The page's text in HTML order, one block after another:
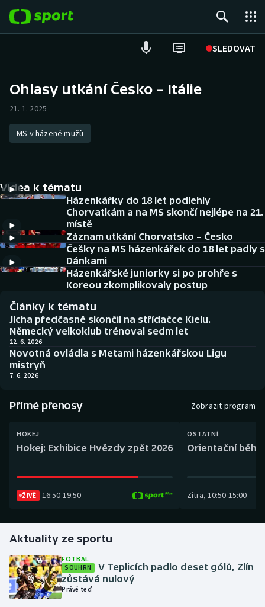
SLEDOVAT
Hokej
Tenis
Atletika
Cyklistika
DALŠÍ SPORTY
Americký fotbal
Baseball a softbal
Basketbal
Biatlon
Boby a skeleton
Dostihy
Futsal
Gymnastika
Házená
NEPŘEHLÉDNĚTE
Soutěže
Historické návraty
Aplikace ČT sport
AZ kvíz
Ohlasy utkání Česko – Itálie
21. 1. 2025
MS v házené mužů
Videa k tématu
Házenkářky do 18 let podlehly
Chorvatkám a na MS skončí nejlépe na 21.
místě
Záznam utkání Chorvatsko – Česko
Češky na MS házenkářek do 18 let padly s
Dánkami
Házenkářské juniorky si po prohře s
Koreou zkomplikovaly postup
Články k tématu
Jícha předčasně skončil na střídačce Kielu.
Německý velkoklub trénoval sedm let
22. 6. 2026
Novotná ovládla s Metami házenkářskou Ligu
mistryň
7. 6. 2026
Přímé přenosy Zobrazit program
HOKEJ
Hokej: Exhibice Hvězdy zpět 2026
ŽIVĚ 16:50-19:50
OSTATNÍ
Orientační běh:
Zítra, 10:50-15:00
Aktuality ze sportu
FOTBAL
SOUHRN
V Teplicích padlo deset gólů, Zlín
zůstává nulový
Právě teď